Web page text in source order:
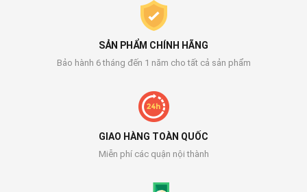
SẢN PHẨM CHÍNH HÃNG
Bảo hành 6 tháng đến 1 năm cho tất cả sản phẩm
GIAO HÀNG TOÀN QUỐC
Miễn phí các quận nội thành